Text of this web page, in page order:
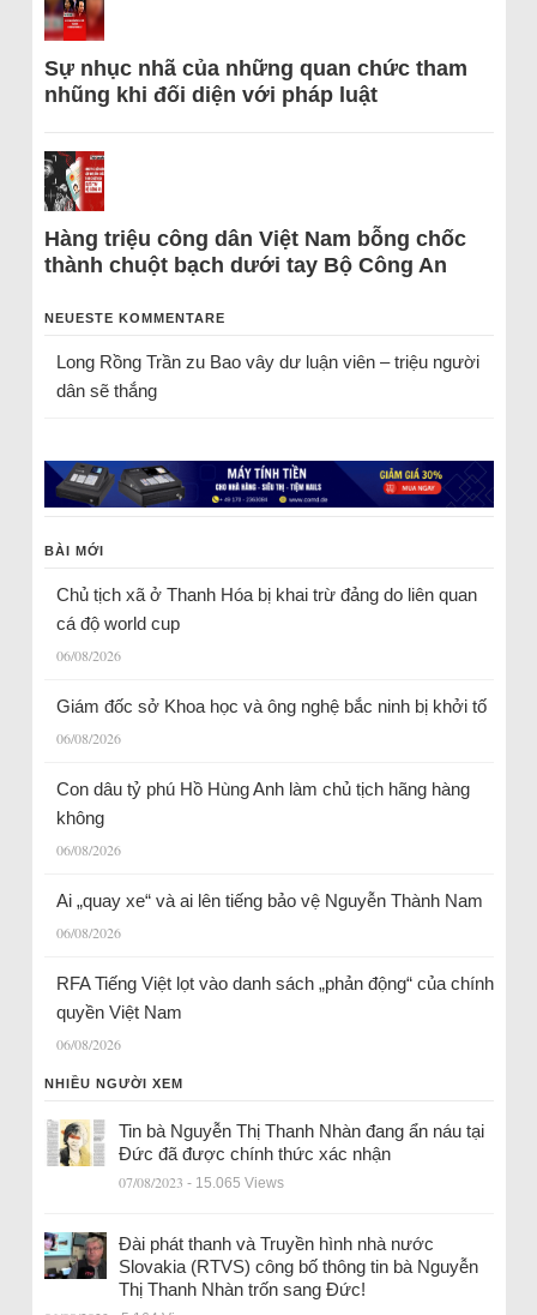
Sự nhục nhã của những quan chức tham
nhũng khi đối diện với pháp luật
Hàng triệu công dân Việt Nam bỗng chốc
thành chuột bạch dưới tay Bộ Công An
NEUESTE KOMMENTARE
Long Rồng Trầnzu Bao vây dư luận viên – triệu người
dân sẽ thắng
BÀI MỚI
Chủ tịch xã ở Thanh Hóa bị khai trừ đảng do liên quan
cá độ world cup
06/08/2026
Giám đốc sở Khoa học và ông nghệ bắc ninh bị khởi tố
06/08/2026
Con dâu tỷ phú Hồ Hùng Anh làm chủ tịch hãng hàng
không
06/08/2026
Ai „quay xe“ và ai lên tiếng bảo vệ Nguyễn Thành Nam
06/08/2026
RFA Tiếng Việt lọt vào danh sách „phản động“ của chính
quyền Việt Nam
06/08/2026
NHIỀU NGƯỜI XEM
Tin bà Nguyễn Thị Thanh Nhàn đang ẩn náu tại
Đức đã được chính thức xác nhận
07/08/2023 - 15.065 Views
Đài phát thanh và Truyền hình nhà nước
Slovakia (RTVS) công bố thông tin bà Nguyễn
Thị Thanh Nhàn trốn sang Đức!